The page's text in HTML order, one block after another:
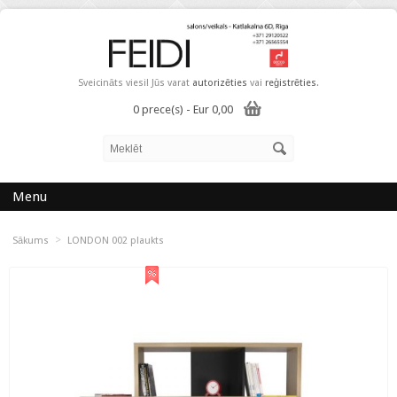
Sveicināts viesi! Jūs varat autorizēties vai reģistrēties.
0 prece(s) - Eur 0,00
Menu
Sākums > LONDON 002 plaukts